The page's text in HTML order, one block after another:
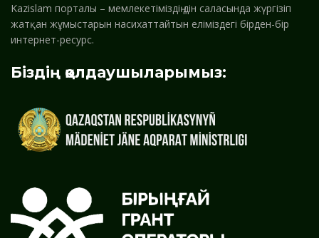
Kazislam порталы – мемлекетіміздің дін саласында жүргізіп
жатқан жұмыстарын насихаттайтын еліміздегі бірден-бір
интернет-ресурс.
Біздің қолдаушыларымыз: